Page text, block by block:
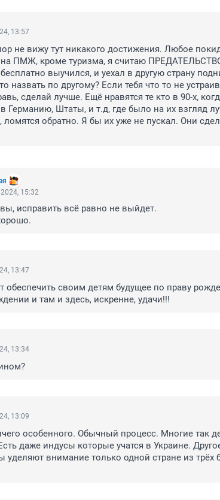
13:57
не вижу тут никакого достижения. Любое
на ПМЖ, кроме туризма, я считаю
выучился, и уехал в другую страну
назвать по другому? Если тебя что то не
сделай лучше. Ещё нравятся те кто в 90-х,
Германию, Штаты, и т.д, где было на их взгляд
ломятся обратно. Я бы их уже не пускал. Они
15:32
исправить всё равно не выйдет.
13:47
обеспечить своим детям будущее по праву
и там и здесь, искренне, удачи!!!
13:34
13:09
особенного. Обычный процесс. Многие так
даже индусы которые учатся в Украине.
уделяют внимание только одной стране из трёх